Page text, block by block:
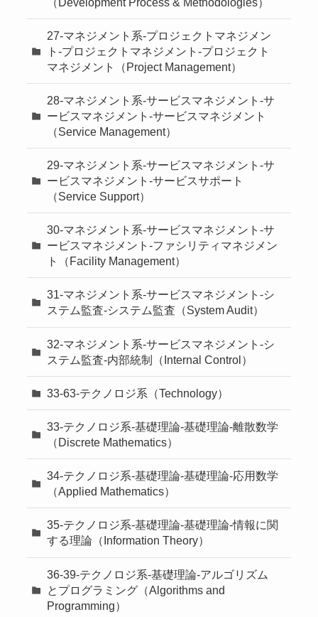
27-マネジメント系-プロジェクトマネジメン
ト-プロジェクトマネジメント-プロジェクト
マネジメント（Project Management）
28-マネジメント系-サービスマネジメント-サ
ービスマネジメント-サービスマネジメント
（Service Management）
29-マネジメント系-サービスマネジメント-サ
ービスマネジメント-サービスサポート
（Service Support）
30-マネジメント系-サービスマネジメント-サ
ービスマネジメント-ファシリティマネジメン
ト（Facility Management）
31-マネジメント系-サービスマネジメント-シ
ステム監査-システム監査（System Audit）
32-マネジメント系-サービスマネジメント-シ
ステム監査-内部統制（Internal Control）
33-63-テクノロジ系（Technology）
33-テクノロジ系-基礎理論-基礎理論-離散数学
（Discrete Mathematics）
34-テクノロジ系-基礎理論-基礎理論-応用数学
（Applied Mathematics）
35-テクノロジ系-基礎理論-基礎理論-情報に関
する理論（Information Theory）
36-39-テクノロジ系-基礎理論-アルゴリズム
とプログラミング（Algorithms and
Programming）